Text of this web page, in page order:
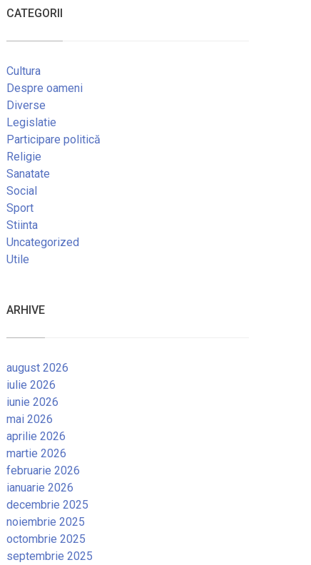
CATEGORII
Cultura
Despre oameni
Diverse
Legislatie
Participare politică
Religie
Sanatate
Social
Sport
Stiinta
Uncategorized
Utile
ARHIVE
august 2026
iulie 2026
iunie 2026
mai 2026
aprilie 2026
martie 2026
februarie 2026
ianuarie 2026
decembrie 2025
noiembrie 2025
octombrie 2025
septembrie 2025